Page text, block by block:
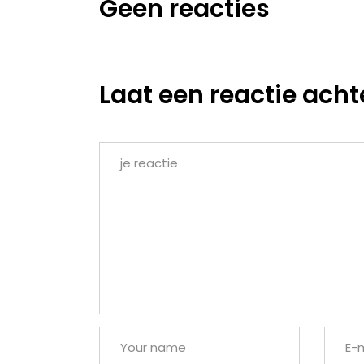
Geen reacties
Laat een reactie